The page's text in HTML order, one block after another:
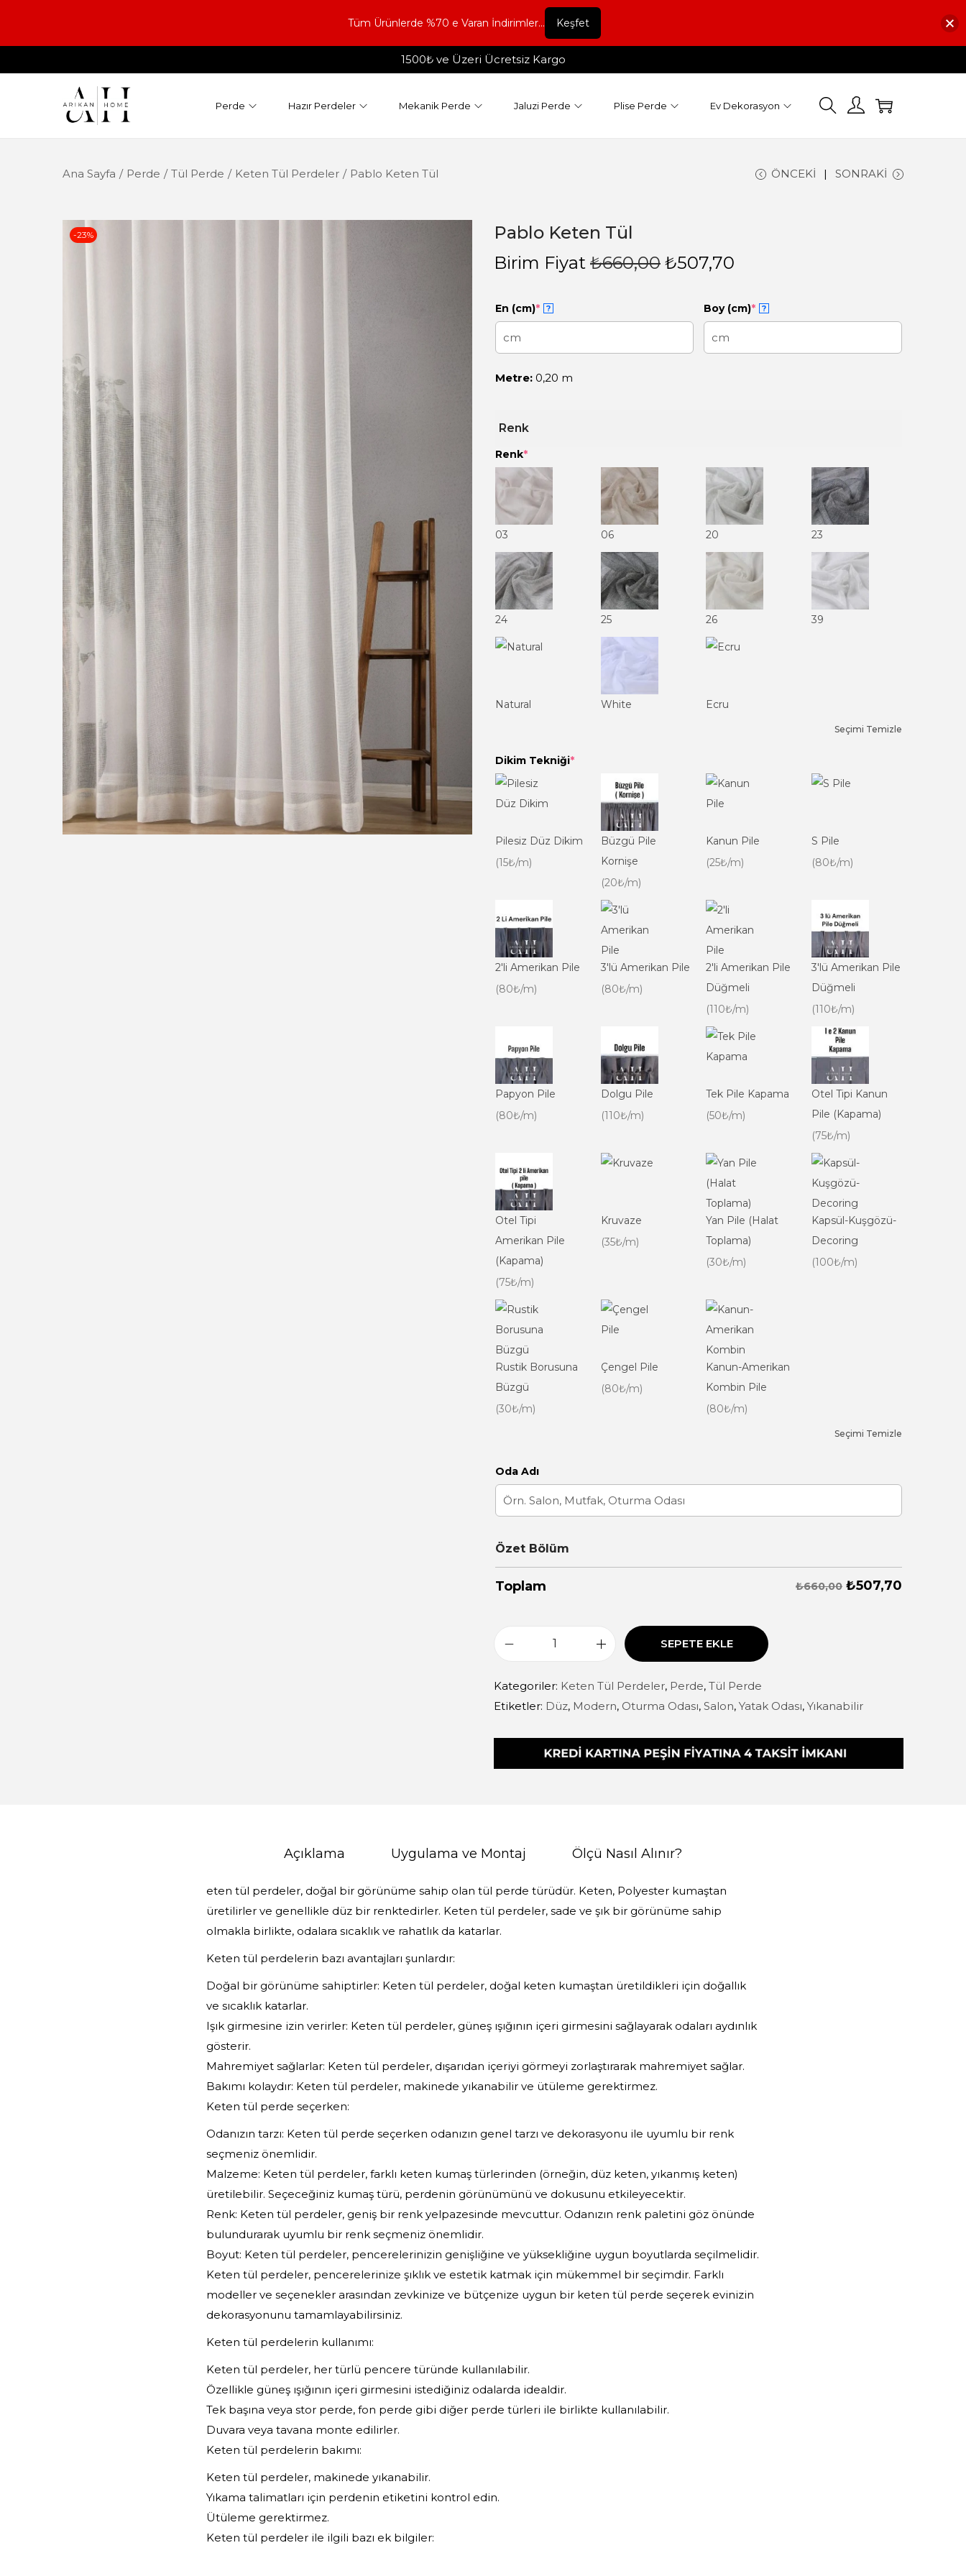
1500₺ ve Üzeri Ücretsiz Kargo
Perde Hazır Perdeler Mekanik Perde Jaluzi Perde Plise Perde Ev Dekorasyon
Ana Sayfa / Perde / Tül Perde / Keten Tül Perdeler / Pablo Keten Tül ÖNCEKI SONRAKI
-23%
Pablo Keten Tül
Birim Fiyat ₺660,00 ₺507,70
En (cm)* ? Boy (cm)* ?
Metre: 0,20 m
Renk
Renk*
03 06 20 23
24 25 26 39
Natural White Ecru
Seçimi Temizle
Dikim Tekniği*
Pilesiz Düz Dikim
(15₺/m)
Büzgü Pile
Kornişe
(20₺/m)
Kanun Pile
(25₺/m)
S Pile
(80₺/m)
2'li Amerikan Pile
(80₺/m)
3'lü Amerikan Pile
(80₺/m)
2'li Amerikan Pile
Düğmeli
(110₺/m)
3'lü Amerikan Pile
Düğmeli
(110₺/m)
Papyon Pile
(80₺/m)
Dolgu Pile
(110₺/m)
Tek Pile Kapama
(50₺/m)
Otel Tipi Kanun
Pile (Kapama)
(75₺/m)
Otel Tipi
Amerikan Pile
(Kapama)
(75₺/m)
Kruvaze
(35₺/m)
Yan Pile (Halat
Toplama)
(30₺/m)
Kapsül-Kuşgözü-
Decoring
(100₺/m)
Rustik Borusuna
Büzgü
(30₺/m)
Çengel Pile
(80₺/m)
Kanun-Amerikan
Kombin Pile
(80₺/m)
Seçimi Temizle
Oda Adı
Özet Bölüm
Toplam ₺660,00 ₺507,70
SEPETE EKLE
Kategoriler: Keten Tül Perdeler, Perde, Tül Perde
Etiketler: Düz, Modern, Oturma Odası, Salon, Yatak Odası, Yıkanabilir
Açıklama Uygulama ve Montaj Ölçü Nasıl Alınır?
eten tül perdeler, doğal bir görünüme sahip olan tül perde türüdür. Keten, Polyester kumaştan
üretilirler ve genellikle düz bir renktedirler. Keten tül perdeler, sade ve şık bir görünüme sahip
olmakla birlikte, odalara sıcaklık ve rahatlık da katarlar.
Keten tül perdelerin bazı avantajları şunlardır:
Doğal bir görünüme sahiptirler: Keten tül perdeler, doğal keten kumaştan üretildikleri için doğallık
ve sıcaklık katarlar.
Işık girmesine izin verirler: Keten tül perdeler, güneş ışığının içeri girmesini sağlayarak odaları aydınlık
gösterir.
Mahremiyet sağlarlar: Keten tül perdeler, dışarıdan içeriyi görmeyi zorlaştırarak mahremiyet sağlar.
Bakımı kolaydır: Keten tül perdeler, makinede yıkanabilir ve ütüleme gerektirmez.
Keten tül perde seçerken:
Odanızın tarzı: Keten tül perde seçerken odanızın genel tarzı ve dekorasyonu ile uyumlu bir renk
seçmeniz önemlidir.
Malzeme: Keten tül perdeler, farklı keten kumaş türlerinden (örneğin, düz keten, yıkanmış keten)
üretilebilir. Seçeceğiniz kumaş türü, perdenin görünümünü ve dokusunu etkileyecektir.
Renk: Keten tül perdeler, geniş bir renk yelpazesinde mevcuttur. Odanızın renk paletini göz önünde
bulundurarak uyumlu bir renk seçmeniz önemlidir.
Boyut: Keten tül perdeler, pencerelerinizin genişliğine ve yüksekliğine uygun boyutlarda seçilmelidir.
Keten tül perdeler, pencerelerinize şıklık ve estetik katmak için mükemmel bir seçimdir. Farklı
modeller ve seçenekler arasından zevkinize ve bütçenize uygun bir keten tül perde seçerek evinizin
dekorasyonunu tamamlayabilirsiniz.
Keten tül perdelerin kullanımı:
Keten tül perdeler, her türlü pencere türünde kullanılabilir.
Özellikle güneş ışığının içeri girmesini istediğiniz odalarda idealdir.
Tek başına veya stor perde, fon perde gibi diğer perde türleri ile birlikte kullanılabilir.
Duvara veya tavana monte edilirler.
Keten tül perdelerin bakımı:
Keten tül perdeler, makinede yıkanabilir.
Yıkama talimatları için perdenin etiketini kontrol edin.
Ütüleme gerektirmez.
Keten tül perdeler ile ilgili bazı ek bilgiler:
Tüm Ürünlerde %70 e Varan İndirimler... Keşfet